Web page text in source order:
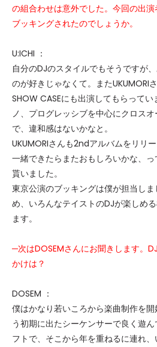
の組合わせは意外でした。今回の出
ブッキングされたのでしょうか。
U:ICHI ：
自分のDJのスタイルでもそうですが
のが好きじゃなくて。またUKUMORI
SHOW CASEにも出演してもらってい
ノ、プログレッシブを中心にクロス
で、違和感はないかなと。
UKUMORIさんも2ndアルバムをリリ
一緒できたらまたおもしろいかな、
貰いました。
東京公演のブッキングは僕が担当し
め、いろんなテイストのDJが楽しめ
ます。
─次はDOSEMさんにお聞きします。
かけは？
DOSEM ：
僕はかなり若いころから楽曲制作を
う初期に出たシーケンサーで良く遊
フトで、そこから年を重ねるに連れ